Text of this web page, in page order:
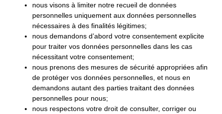
nous visons à limiter notre recueil de données
personnelles uniquement aux données personnelles
nécessaires à des finalités légitimes;
nous demandons d’abord votre consentement explicite
pour traiter vos données personnelles dans les cas
nécessitant votre consentement;
nous prenons des mesures de sécurité appropriées afin
de protéger vos données personnelles, et nous en
demandons autant des parties traitant des données
personnelles pour nous;
nous respectons votre droit de consulter, corriger ou